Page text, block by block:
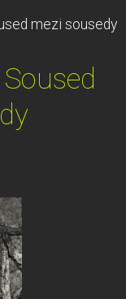
mezi sousedy